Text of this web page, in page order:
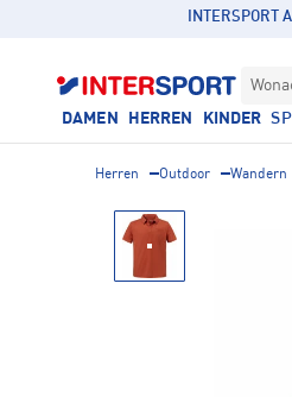
INTERSPORT
DAMEN HERREN KINDER
Herren Outdoor Wandern